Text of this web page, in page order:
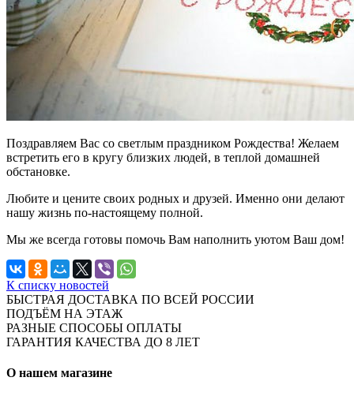
Поздравляем Вас со светлым праздником Рождества! Желаем
встретить его в кругу близких людей, в теплой домашней
обстановке.
Любите и цените своих родных и друзей. Именно они делают
нашу жизнь по-настоящему полной.
Мы же всегда готовы помочь Вам наполнить уютом Ваш дом!
К списку новостей
БЫСТРАЯ ДОСТАВКА ПО ВСЕЙ РОССИИ
ПОДЪЁМ НА ЭТАЖ
РАЗНЫЕ СПОСОБЫ ОПЛАТЫ
ГАРАНТИЯ КАЧЕСТВА ДО 8 ЛЕТ
О нашем магазине